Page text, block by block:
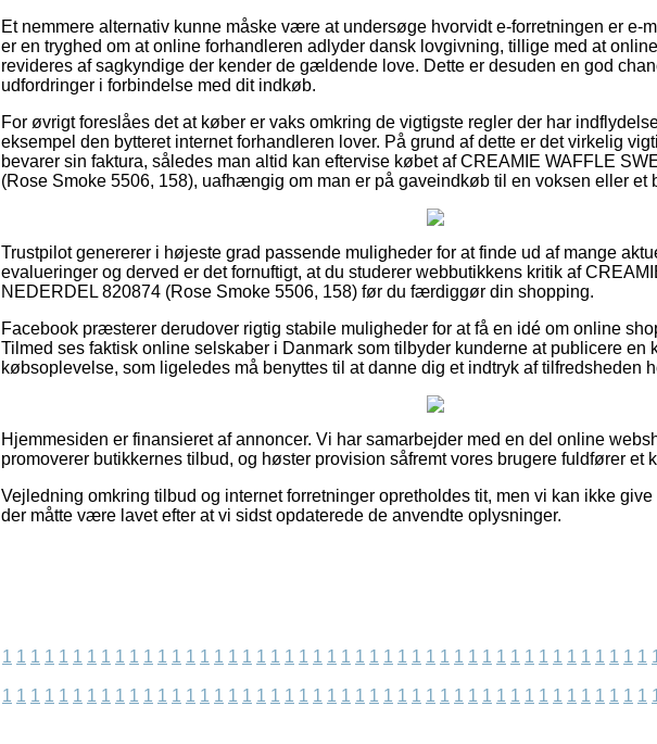
Et nemmere alternativ kunne måske være at undersøge hvorvidt e-forretningen er e-
er en tryghed om at online forhandleren adlyder dansk lovgivning, tillige med at
revideres af sagkyndige der kender de gældende love. Dette er desuden en god
udfordringer i forbindelse med dit indkøb.
For øvrigt foreslåes det at køber er vaks omkring de vigtigste regler der har
eksempel den bytteret internet forhandleren lover. På grund af dette er det virkelig
bevarer sin faktura, således man altid kan eftervise købet af CREAMIE WAFFLE
(Rose Smoke 5506, 158), uafhængig om man er på gaveindkøb til en voksen eller et
Trustpilot genererer i højeste grad passende muligheder for at finde ud af mange
evalueringer og derved er det fornuftigt, at du studerer webbutikkens kritik af
NEDERDEL 820874 (Rose Smoke 5506, 158) før du færdiggør din shopping.
Facebook præsterer derudover rigtig stabile muligheder for at få en idé om online
Tilmed ses faktisk online selskaber i Danmark som tilbyder kunderne at publicere en
købsoplevelse, som ligeledes må benyttes til at danne dig et indtryk af tilfredsheden
Hjemmesiden er finansieret af annoncer. Vi har samarbejder med en del online
promoverer butikkernes tilbud, og høster provision såfremt vores brugere fuldfører et
Vejledning omkring tilbud og internet forretninger opretholdes tit, men vi kan ikke
der måtte være lavet efter at vi sidst opdaterede de anvendte oplysninger.
1 1 1 1 1 1 1 1 1 1 1 1 1 1 1 1 1 1 1 1 1 1 1 1 1 1 1 1 1 1 1 1 1 1 1 1 1 1 1 1 1 1 1 1 1 1
1 1 1 1 1 1 1 1 1 1 1 1 1 1 1 1 1 1 1 1 1 1 1 1 1 1 1 1 1 1 1 1 1 1 1 1 1 1 1 1 1 1 1 1 1 1